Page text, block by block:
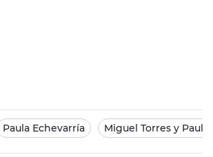
Paula Echevarría Miguel Torres y Paula